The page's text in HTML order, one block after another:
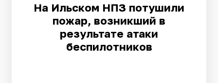
На Ильском НПЗ потушили
пожар, возникший в
результате атаки
беспилотников